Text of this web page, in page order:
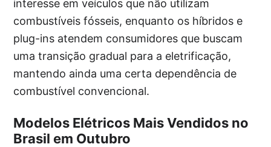
interesse em veículos que não utilizam
combustíveis fósseis, enquanto os híbridos e
plug-ins atendem consumidores que buscam
uma transição gradual para a eletrificação,
mantendo ainda uma certa dependência de
combustível convencional.
Modelos Elétricos Mais Vendidos no
Brasil em Outubro